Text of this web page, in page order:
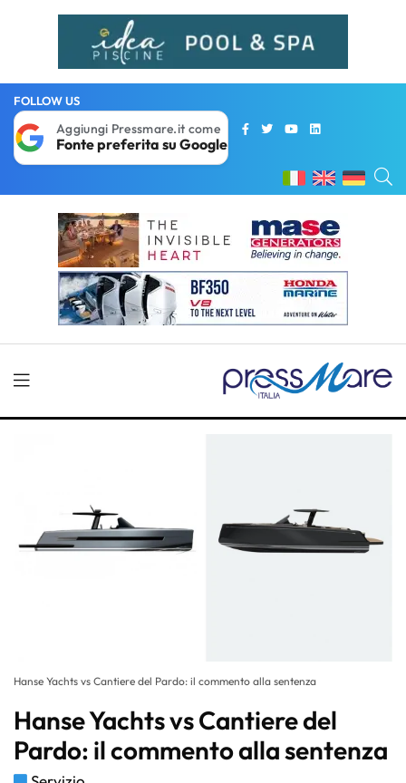
FOLLOW US
Aggiungi Pressmare.it come
Fonte preferita su Google
Hanse Yachts vs Cantiere del Pardo: il commento alla sentenza
Hanse Yachts vs Cantiere del
Pardo: il commento alla sentenza